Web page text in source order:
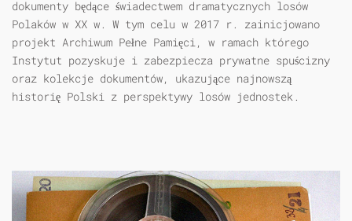
dokumenty będące świadectwem dramatycznych losów
Polaków w XX w. W tym celu w 2017 r. zainicjowano
projekt Archiwum Pełne Pamięci, w ramach którego
Instytut pozyskuje i zabezpiecza prywatne spuścizny
oraz kolekcje dokumentów, ukazujące najnowszą
historię Polski z perspektywy losów jednostek.